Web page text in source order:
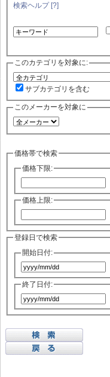
検索ヘルプ [?]
このカテゴリを対象に:
サブカテゴリを含む
このメーカーを対象に
価格帯で検索
価格下限:
価格上限:
登録日で検索
開始日付:
終了日付: